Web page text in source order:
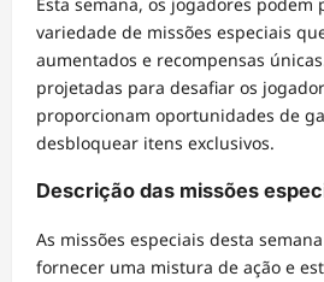
variedade de missões especiais
aumentados e recompensas
projetadas para desafiar os
proporcionam oportunidades de
desbloquear itens exclusivos.
Descrição das missões
As missões especiais desta
fornecer uma mistura de ação e